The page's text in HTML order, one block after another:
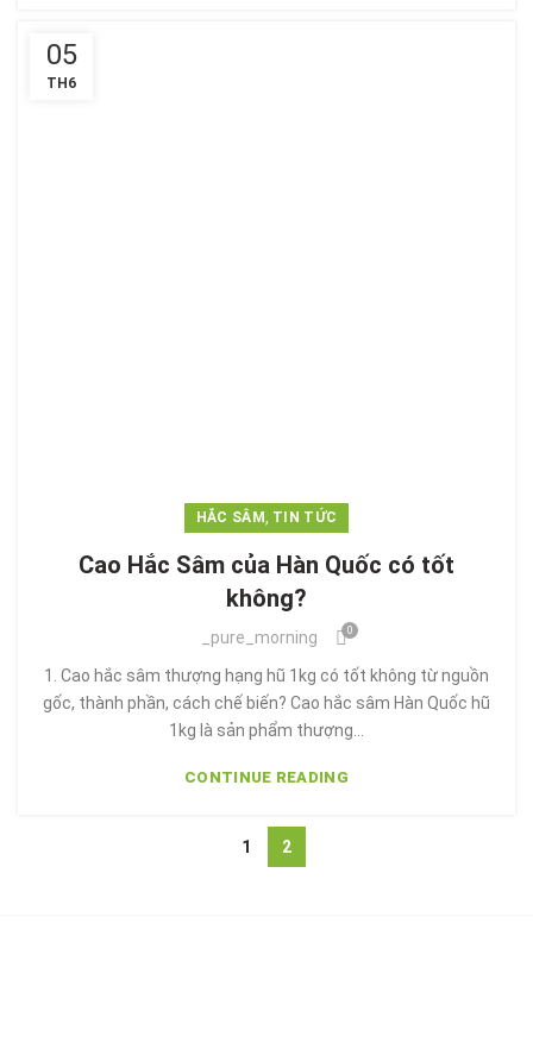
05
TH6
HẮC SÂM, TIN TỨC
Cao Hắc Sâm của Hàn Quốc có tốt
không?
_pure_morning 0
1. Cao hắc sâm thượng hạng hũ 1kg có tốt không từ nguồn
gốc, thành phần, cách chế biến? Cao hắc sâm Hàn Quốc hũ
1kg là sản phẩm thượng...
CONTINUE READING
1 2